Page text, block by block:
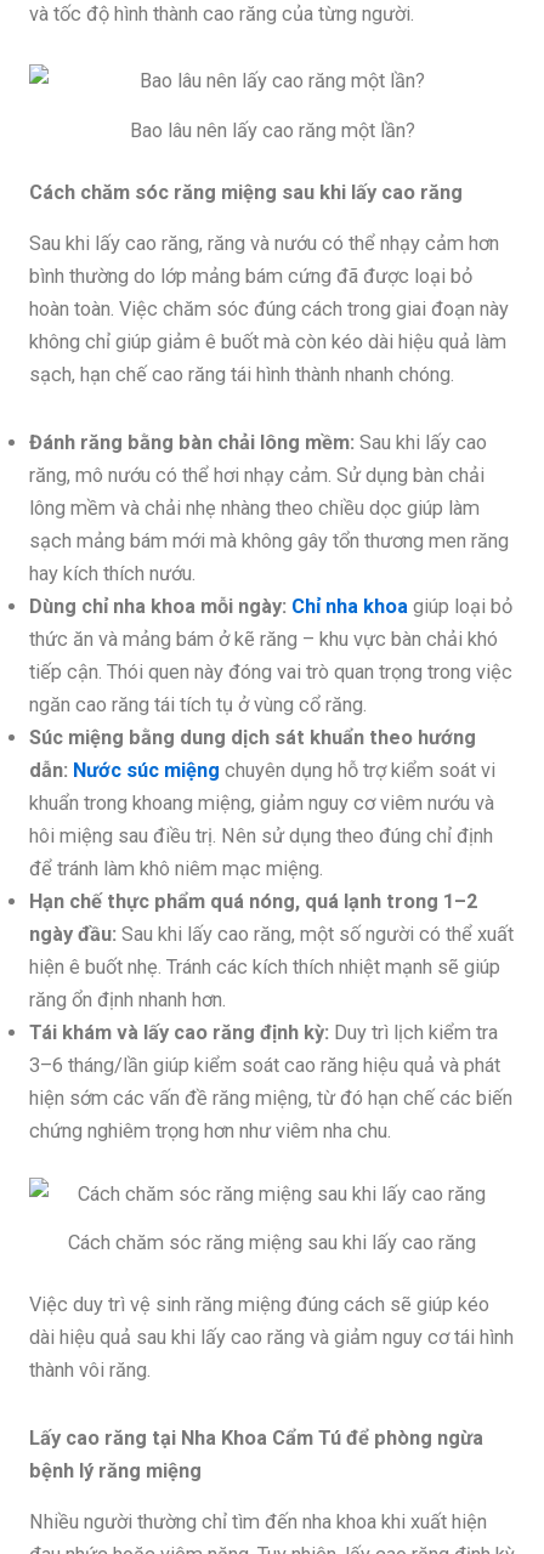
và tốc độ hình thành cao răng của từng người.
Bao lâu nên lấy cao răng một lần?
Cách chăm sóc răng miệng sau khi lấy cao răng
Sau khi lấy cao răng, răng và nướu có thể nhạy cảm hơn
bình thường do lớp mảng bám cứng đã được loại bỏ
hoàn toàn. Việc chăm sóc đúng cách trong giai đoạn này
không chỉ giúp giảm ê buốt mà còn kéo dài hiệu quả làm
sạch, hạn chế cao răng tái hình thành nhanh chóng.
Đánh răng bằng bàn chải lông mềm: Sau khi lấy cao
răng, mô nướu có thể hơi nhạy cảm. Sử dụng bàn chải
lông mềm và chải nhẹ nhàng theo chiều dọc giúp làm
sạch mảng bám mới mà không gây tổn thương men răng
hay kích thích nướu.
Dùng chỉ nha khoa mỗi ngày: Chỉ nha khoa giúp loại bỏ
thức ăn và mảng bám ở kẽ răng – khu vực bàn chải khó
tiếp cận. Thói quen này đóng vai trò quan trọng trong việc
ngăn cao răng tái tích tụ ở vùng cổ răng.
Súc miệng bằng dung dịch sát khuẩn theo hướng
dẫn: Nước súc miệng chuyên dụng hỗ trợ kiểm soát vi
khuẩn trong khoang miệng, giảm nguy cơ viêm nướu và
hôi miệng sau điều trị. Nên sử dụng theo đúng chỉ định
để tránh làm khô niêm mạc miệng.
Hạn chế thực phẩm quá nóng, quá lạnh trong 1–2
ngày đầu: Sau khi lấy cao răng, một số người có thể xuất
hiện ê buốt nhẹ. Tránh các kích thích nhiệt mạnh sẽ giúp
răng ổn định nhanh hơn.
Tái khám và lấy cao răng định kỳ: Duy trì lịch kiểm tra
3–6 tháng/lần giúp kiểm soát cao răng hiệu quả và phát
hiện sớm các vấn đề răng miệng, từ đó hạn chế các biến
chứng nghiêm trọng hơn như viêm nha chu.
Cách chăm sóc răng miệng sau khi lấy cao răng
Việc duy trì vệ sinh răng miệng đúng cách sẽ giúp kéo
dài hiệu quả sau khi lấy cao răng và giảm nguy cơ tái hình
thành vôi răng.
Lấy cao răng tại Nha Khoa Cẩm Tú để phòng ngừa
bệnh lý răng miệng
Nhiều người thường chỉ tìm đến nha khoa khi xuất hiện